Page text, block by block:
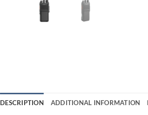
DESCRIPTION ADDITIONAL INFORMATION